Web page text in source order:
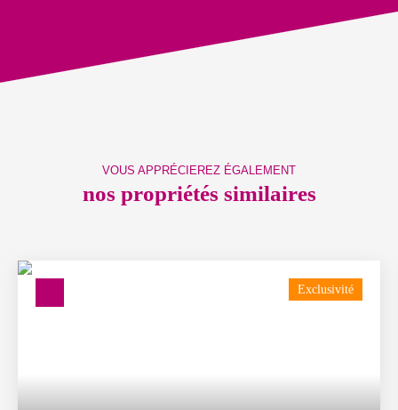
VOUS APPRÉCIEREZ ÉGALEMENT
nos propriétés similaires
Exclusivité